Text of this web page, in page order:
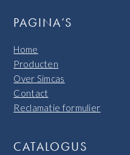
PAGINA’S
Home
Producten
Over Simcas
Contact
Reclamatie formulier
CATALOGUS